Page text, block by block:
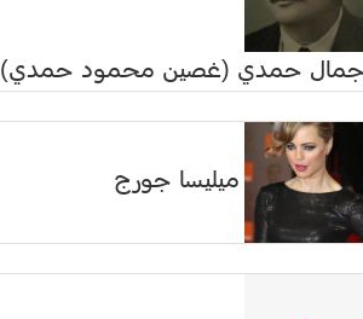
حمدي (غصين محمود حمدي)
ميليسا جورج